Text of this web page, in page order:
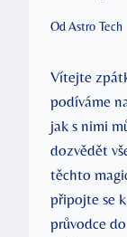
Od Astro Tech
Vítejte
podíváme
jak s nimi
dozvědět
těchto
připojte se
průvodce